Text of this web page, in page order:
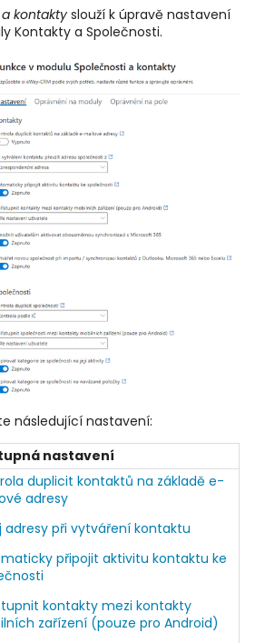
kontakty slouží k úpravě nastavení
Kontakty a Společnosti.
následující nastavení:
nastavení
duplicit kontaktů na základě e-
adresy
adresy při vytváření kontaktu
připojit aktivitu kontaktu ke
kontakty mezi kontakty
zařízení (pouze pro Android)